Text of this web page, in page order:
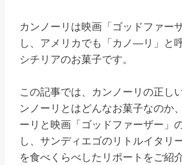
カンノーリは映画「ゴッドファー
し、アメリカでも「カノ―リ」と
シチリアのお菓子です。
この記事では、カンノーリの正し
ンノーリとはどんなお菓子なのか
ーリと映画「ゴッドファーザー」
し、サンディエゴのリトルイタリ
を食べくらべしたリポートをご紹